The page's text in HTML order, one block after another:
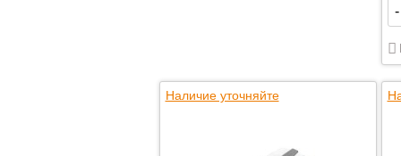
-
Наличие уточняйте